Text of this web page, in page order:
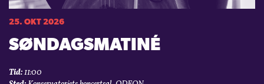
25. OKT 2026
SØNDAGSMATINÉ
Tid:11:00